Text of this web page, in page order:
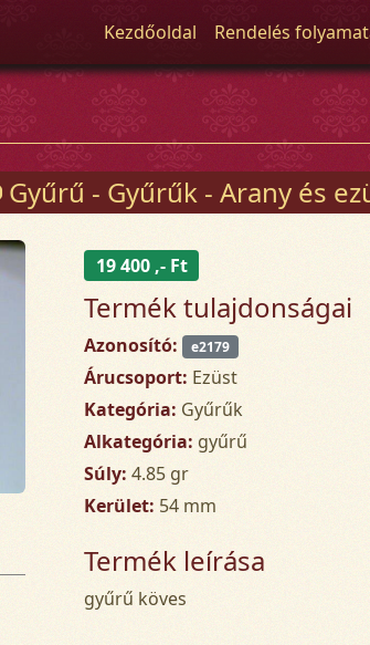
Kezdőoldal Rendelés
Gyűrű - Gyűrűk - Arany és
19 400 ,- Ft
Termék tulajdonságai
Azonosító: e2179
Árucsoport: Ezüst
Kategória: Gyűrűk
Alkategória: gyűrű
Súly: 4.85 gr
Kerület: 54 mm
Termék leírása
gyűrű köves